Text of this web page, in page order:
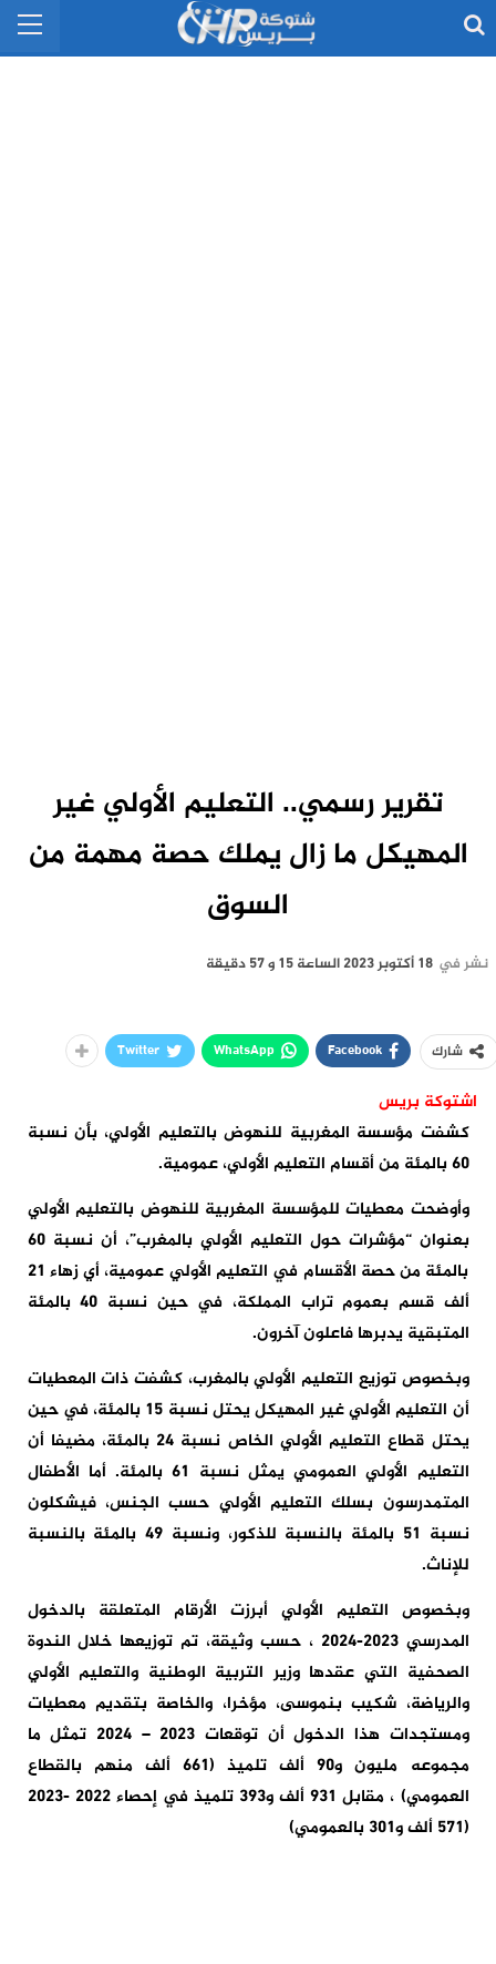
تقرير رسمي.. التعليم الأولي غير
المهيكل ما زال يملك حصة مهمة من
السوق
نشر في 18 أكتوبر 2023 الساعة 15 و 57 دقيقة
شارك Facebook
WhatsApp
Twitter
اشتوكة بريس
كشفت مؤسسة المغربية للنهوض بالتعليم الأولي، بأن نسبة
60 بالمئة من أقسام التعليم الأولي، عمومية.
وأوضحت معطيات للمؤسسة المغربية للنهوض بالتعليم الأولي
بعنوان “مؤشرات حول التعليم الأولي بالمغرب”، أن نسبة 60
بالمئة من حصة الأقسام في التعليم الأولي عمومية، أي زهاء 21
ألف قسم بعموم تراب المملكة، في حين نسبة 40 بالمئة
المتبقية يدبرها فاعلون آخرون.
وبخصوص توزيع التعليم الأولي بالمغرب، كشفت ذات المعطيات
أن التعليم الأولي غير المهيكل يحتل نسبة 15 بالمئة، في حين
يحتل قطاع التعليم الأولي الخاص نسبة 24 بالمئة، مضيفا أن
التعليم الأولي العمومي يمثل نسبة 61 بالمئة. أما الأطفال
المتمدرسون بسلك التعليم الأولي حسب الجنس، فيشكلون
نسبة 51 بالمئة بالنسبة للذكور، ونسبة 49 بالمئة بالنسبة
للإناث.
وبخصوص التعليم الأولي أبرزت الأرقام المتعلقة بالدخول
المدرسي 2023-2024 ، حسب وثيقة، تم توزيعها خلال الندوة
الصحفية التي عقدها وزير التربية الوطنية والتعليم الأولي
والرياضة، شكيب بنموسى، مؤخرا، والخاصة بتقديم معطيات
ومستجدات هذا الدخول أن توقعات 2023 – 2024 تمثل ما
مجموعه مليون و90 ألف تلميذ (661 ألف منهم بالقطاع
العمومي) ، مقابل 931 ألف و393 تلميذ في إحصاء 2022 -2023
(571 ألف و301 بالعمومي)